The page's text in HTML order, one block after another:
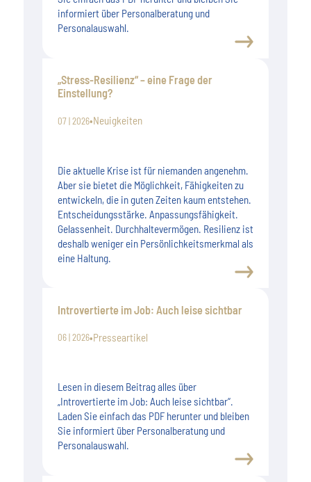
informiert über Personalberatung und
Personalauswahl.
„Stress-Resilienz“ – eine Frage der
Einstellung?
07 | 2026•Neuigkeiten
Die aktuelle Krise ist für niemanden angenehm.
Aber sie bietet die Möglichkeit, Fähigkeiten zu
entwickeln, die in guten Zeiten kaum entstehen.
Entscheidungsstärke. Anpassungsfähigkeit.
Gelassenheit. Durchhaltevermögen. Resilienz ist
deshalb weniger ein Persönlichkeitsmerkmal als
eine Haltung.
Introvertierte im Job: Auch leise sichtbar
06 | 2026•Presseartikel
Lesen in diesem Beitrag alles über
„Introvertierte im Job: Auch leise sichtbar“.
Laden Sie einfach das PDF herunter und bleiben
Sie informiert über Personalberatung und
Personalauswahl.